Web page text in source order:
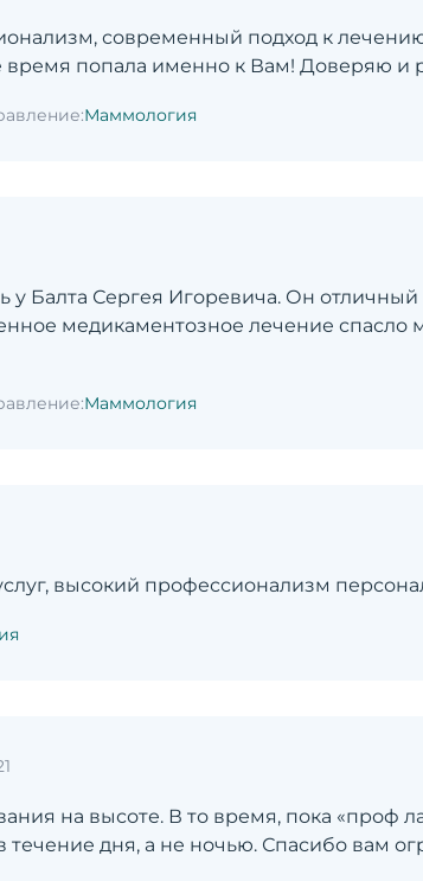
современный подход к
время попала именно к Вам! Доверяю и
Маммология
у Балта Сергея Игоревича. Он
медикаментозное лечение
Маммология
высокий профессионализм
на высоте. В то время, пока «проф
течение дня, а не ночью. Спасибо вам